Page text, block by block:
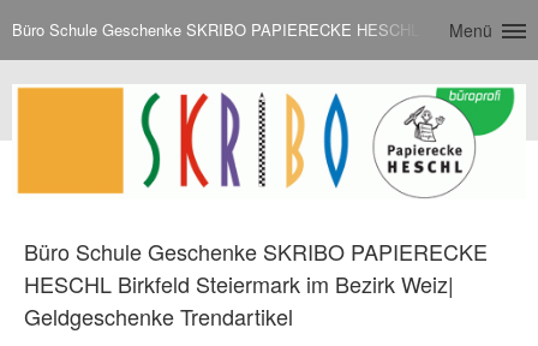
Büro Schule Geschenke SKRIBO PAPIERECKE HESCHL Birkfeld
Menü
Büro Schule Geschenke SKRIBO PAPIERECKE
HESCHL Birkfeld Steiermark im Bezirk Weiz|
Geldgeschenke Trendartikel